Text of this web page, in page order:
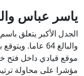
ياسر عباس
الجدل الأكبر يتعلق
والبالغ 64
موقع قيادي داخل فتح
مؤشرا على محاولة